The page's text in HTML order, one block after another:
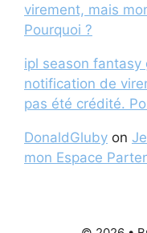
virement, mais
Pourquoi ?
ipl season fantasy
notification de
pas été crédité.
DonaldGluby on
mon Espace